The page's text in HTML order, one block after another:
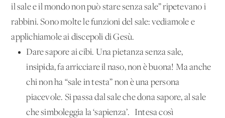
il sale e il mondo non può stare senza sale” ripetevano i
rabbini. Sono molte le funzioni del sale: vediamole e
applichiamole ai discepoli di Gesù.
Dare sapore ai cibi. Una pietanza senza sale,
insipida, fa arricciare il naso, non è buona! Ma anche
chi non ha “sale in testa” non è una persona
piacevole. Si passa dal sale che dona sapore, al sale
che simboleggia la ‘sapienza’. Intesa così